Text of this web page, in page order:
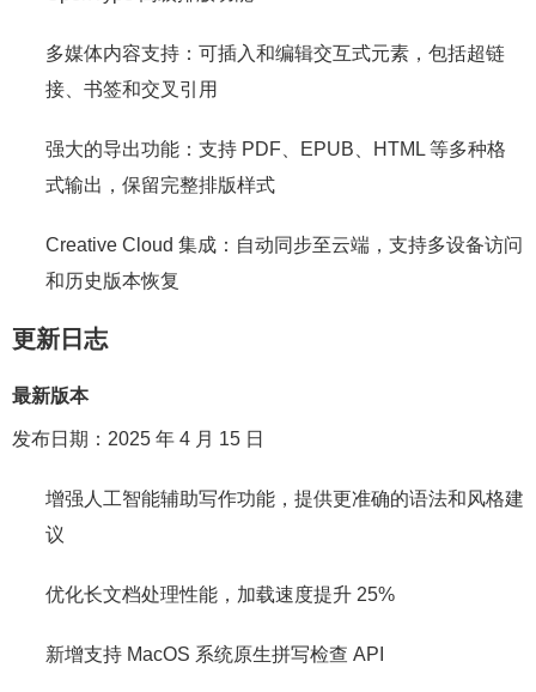
多媒体内容支持：可插入和编辑交互式元素，包括超链
接、书签和交叉引用
强大的导出功能：支持 PDF、EPUB、HTML 等多种格
式输出，保留完整排版样式
Creative Cloud 集成：自动同步至云端，支持多设备访问
和历史版本恢复
更新日志
最新版本
发布日期：2025 年 4 月 15 日
增强人工智能辅助写作功能，提供更准确的语法和风格建
议
优化长文档处理性能，加载速度提升 25%
新增支持 MacOS 系统原生拼写检查 API